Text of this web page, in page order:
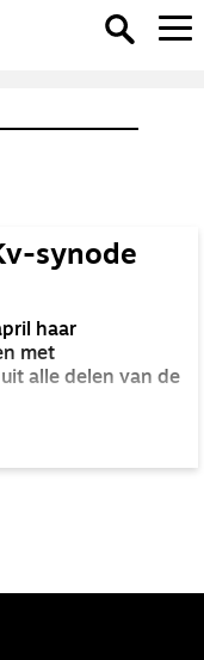
synode
haar
met
alle delen van de